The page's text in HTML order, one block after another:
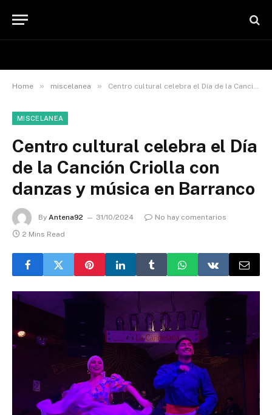
Home » miscelanea » Centro cultural celebra el Día de la Canción Criolla con danzas y música en Barranco
MISCELANEA
Centro cultural celebra el Día
de la Canción Criolla con
danzas y música en Barranco
By Antena92 31/10/2024
No hay comentarios
2 Mins Read